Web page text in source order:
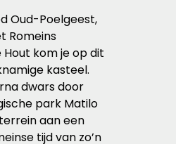
Oud-Poelgeest,
Romeins
Hout kom je op dit
kasteel.
dwars door
park Matilo
aan een
tijd van zo’n